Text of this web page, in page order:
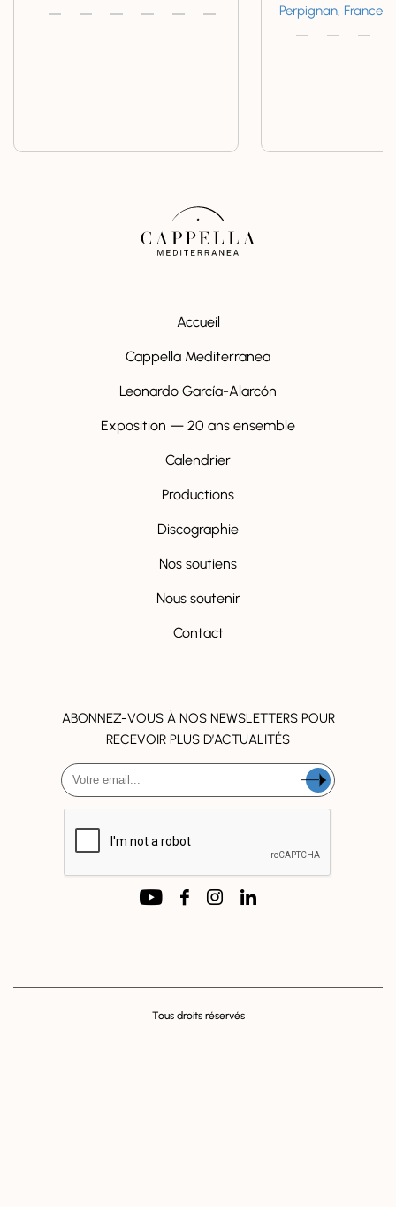
Perpignan, France
Accueil
Cappella Mediterranea
Leonardo García-Alarcón
Exposition — 20 ans ensemble
Calendrier
Productions
Discographie
Nos soutiens
Nous soutenir
Contact
ABONNEZ-VOUS À NOS NEWSLETTERS POUR
RECEVOIR PLUS D’ACTUALITÉS
Tous droits réservés